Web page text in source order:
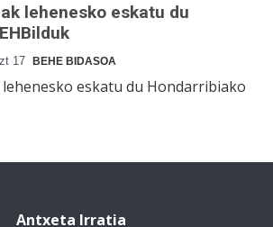
lehenesko eskatu du
17 BEHE BIDASOA
eskatu du Hondarribiako
Antxeta Irratia